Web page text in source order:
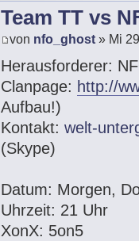
Team TT vs
von nfo_ghost » Mi
Herausforderer:
Clanpage: http://
Aufbau!)
Kontakt:welt-
(Skype)
Datum: Morgen,
Uhrzeit: 21 Uhr
XonX: 5on5